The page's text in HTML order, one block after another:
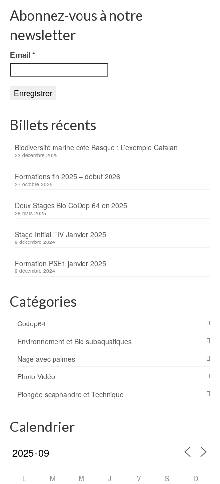
Abonnez-vous à notre
newsletter
Email*
Billets récents
Biodiversité marine côte Basque : L’exemple Catalan
23 décembre 2025
Formations fin 2025 – début 2026
27 octobre 2025
Deux Stages Bio CoDep 64 en 2025
28 mars 2025
Stage Initial TIV Janvier 2025
9 décembre 2024
Formation PSE1 janvier 2025
9 décembre 2024
Catégories
Codep64
Environnement et Bio subaquatiques
Nage avec palmes
Photo Vidéo
Plongée scaphandre et Technique
Calendrier
L M M J V S D